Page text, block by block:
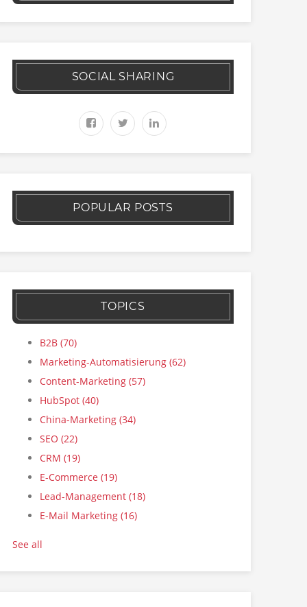
SOCIAL SHARING
POPULAR POSTS
TOPICS
B2B (70)
Marketing-Automatisierung (62)
Content-Marketing (57)
HubSpot (40)
China-Marketing (34)
SEO (22)
CRM (19)
E-Commerce (19)
Lead-Management (18)
E-Mail Marketing (16)
See all